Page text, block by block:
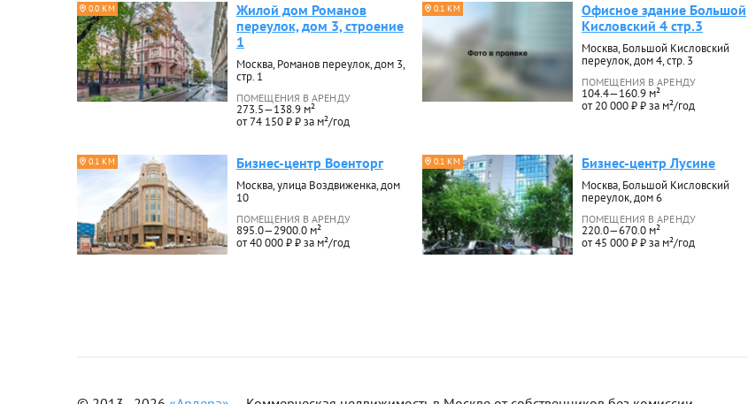
0.0 КМ
Жилой дом Романов
переулок, дом 3, строение
1
Москва, Романов переулок, дом 3,
стр. 1
ПОМЕЩЕНИЯ В АРЕНДУ
273.5—138.9 м²
от 74 150 ₽ ₽ за м²/год
0.1 КМ
Офисное здание Большой
Кисловский 4 стр.3
Москва, Большой Кисловский
переулок, дом 4, стр. 3
ПОМЕЩЕНИЯ В АРЕНДУ
104.4—160.9 м²
от 20 000 ₽ ₽ за м²/год
0.1 КМ Бизнес-центр Военторг
Москва, улица Воздвиженка, дом
10
ПОМЕЩЕНИЯ В АРЕНДУ
895.0—2900.0 м²
от 40 000 ₽ ₽ за м²/год
0.1 КМ Бизнес-центр Лусине
Москва, Большой Кисловский
переулок, дом 6
ПОМЕЩЕНИЯ В АРЕНДУ
220.0—670.0 м²
от 45 000 ₽ ₽ за м²/год